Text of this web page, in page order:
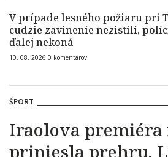
V prípade lesného požiaru pri
cudzie zavinenie nezistili,
ďalej nekoná
10. 08. 2026 0 komentárov
ŠPORT